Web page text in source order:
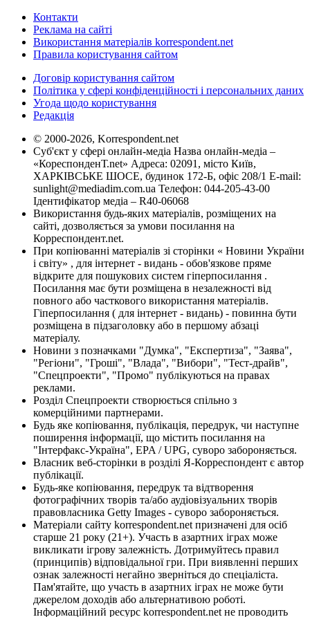
Контакти
Реклама на сайті
Використання матеріалів korrespondent.net
Правила користування сайтом
Договір користування сайтом
Політика у сфері конфіденційності і персональних даних
Угода щодо користування
Редакція
© 2000-2026, Korrespondent.net
Суб'єкт у сфері онлайн-медіа Назва онлайн-медіа –
«КореспонденТ.net» Адреса: 02091, місто Київ,
ХАРКІВСЬКЕ ШОСЕ, будинок 172-Б, офіс 208/1 E-mail:
sunlight@mediadim.com.ua Телефон: 044-205-43-00
Ідентифікатор медіа – R40-06068
Використання будь-яких матеріалів, розміщених на
сайті, дозволяється за умови посилання на
Корреспондент.net.
При копіюванні матеріалів зі сторінки « Новини України
і світу» , для інтернет - видань - обов'язкове пряме
відкрите для пошукових систем гіперпосилання .
Посилання має бути розміщена в незалежності від
повного або часткового використання матеріалів.
Гіперпосилання ( для інтернет - видань) - повинна бути
розміщена в підзаголовку або в першому абзаці
матеріалу.
Новини з позначками "Думка", "Експертиза", "Заява",
"Регіони", "Гроші", "Влада", "Вибори", "Тест-драйв",
"Спецпроекти", "Промо" публікуються на правах
реклами.
Розділ Спецпроекти створюється спільно з
комерційними партнерами.
Будь яке копіювання, публікація, передрук, чи наступне
поширення інформації, що містить посилання на
"Інтерфакс-Україна", EPA / UPG, суворо забороняється.
Власник веб-сторінки в розділі Я-Корреспондент є автор
публікації.
Будь-яке копіювання, передрук та відтворення
фотографічних творів та/або аудіовізуальних творів
правовласника Getty Images - суворо забороняється.
Матеріали сайту korrespondent.net призначені для осіб
старше 21 року (21+). Участь в азартних іграх може
викликати ігрову залежність. Дотримуйтесь правил
(принципів) відповідальної гри. При виявленні перших
ознак залежності негайно зверніться до спеціаліста.
Пам'ятайте, що участь в азартних іграх не може бути
джерелом доходів або альтернативою роботі.
Інформаційний ресурс korrespondent.net не проводить